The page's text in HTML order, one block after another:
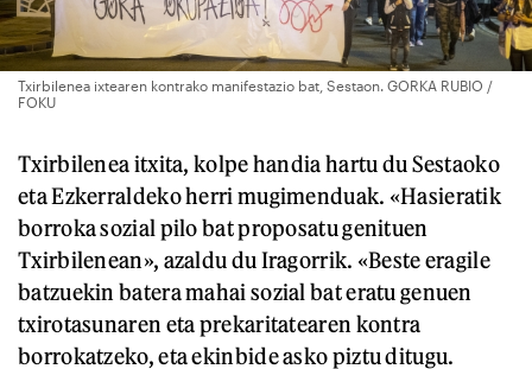
Txirbilenea ixtearen kontrako manifestazio bat, Sestaon. GORKA RUBIO /
FOKU
Txirbilenea itxita, kolpe handia hartu du Sestaoko
eta Ezkerraldeko herri mugimenduak. «Hasieratik
borroka sozial pilo bat proposatu genituen
Txirbilenean», azaldu du Iragorrik. «Beste eragile
batzuekin batera mahai sozial bat eratu genuen
txirotasunaren eta prekaritatearen kontra
borrokatzeko, eta ekinbide asko piztu ditugu.